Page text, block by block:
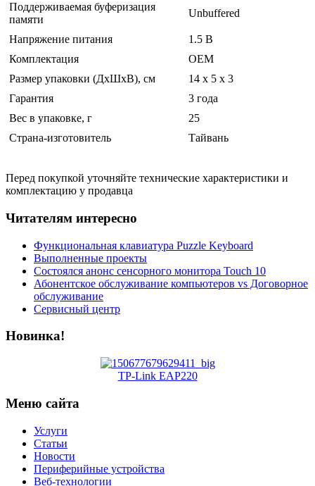
Поддерживаемая буферизация
памяти
Unbuffered
Напряжение питания
1.5 В
Комплектация
OEM
Размер упаковки (ДхШхВ), см
14 x 5 x 3
Гарантия
3 года
Вес в упаковке, г
25
Страна-изготовитель
Тайвань
Перед покупкой уточняйте технические характеристики и
комплектацию у продавца
Читателям интересно
Функциональная клавиатура Puzzle Keyboard
Выполненные проекты
Состоялся анонс сенсорного монитора Touch 10
Абонентское обслуживание компьютеров vs Договорное
обслуживание
Сервисный центр
Новинка!
TP-Link EAP220
Меню сайта
Услуги
Статьи
Новости
Периферийные устройства
Веб-технологии